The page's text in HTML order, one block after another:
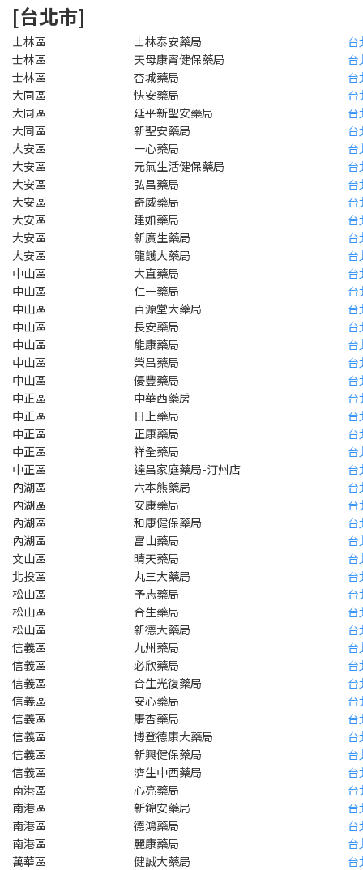
[台北市]
士林區 士林泰安藥局
台
士林區
天母康甯健保藥局
台
士林區
杏城藥局
台
大同區
快安藥局
台
大同區
延平新聖安藥局
台
大同區
新聖安藥局
台
大安區
一心藥局
台
大安區
元氣生活健保藥局
台
大安區
弘昌藥局
台
大安區
奇威藥局
台
大安區
建如藥局
台
大安區
新廣生藥局
台
大安區
龍護大藥局
台
中山區
大直藥局
台
中山區
仁一藥局
台
中山區
百源堂大藥局
台
中山區
長安藥局
台
中山區
能康藥局
台
中山區
榮昌藥局
台
中山區
優豐藥局
台
中正區
中華西藥房
台
中正區
日上藥局
台
中正區
正康藥局
台
中正區
祥全藥局
台
中正區
達昌家庭藥局-汀州店
台
內湖區
六本熊藥局
台
內湖區
安康藥局
台
內湖區
和康健保藥局
台
內湖區
富山藥局
台
文山區
晴天藥局
台
北投區
丸三大藥局
台
松山區
予志藥局
台
松山區
合生藥局
台
松山區
新德大藥局
台
信義區
九州藥局
台
信義區
必欣藥局
台
信義區
合生光復藥局
台
信義區
安心藥局
台
信義區
康杏藥局
台
信義區
博登德康大藥局
台
信義區
新興健保藥局
台
信義區
濟生中西藥局
台
南港區
心亮藥局
台
南港區
新錦安藥局
台
南港區
德鴻藥局
台
南港區
麗康藥局
台
萬華區
健誠大藥局 台